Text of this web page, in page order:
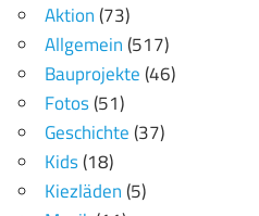
Aktion(73)
Allgemein(517)
Bauprojekte(46)
Fotos(51)
Geschichte(37)
Kids(18)
Kiezläden(5)